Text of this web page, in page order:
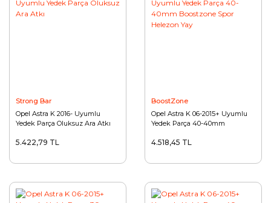
Strong Bar
Opel Astra K 2016- Uyumlu
Yedek Parça Oluksuz Ara Atkı
5.422,79 TL
BoostZone
Opel Astra K 06-2015+ Uyumlu
Yedek Parça 40-40mm
4.518,45 TL